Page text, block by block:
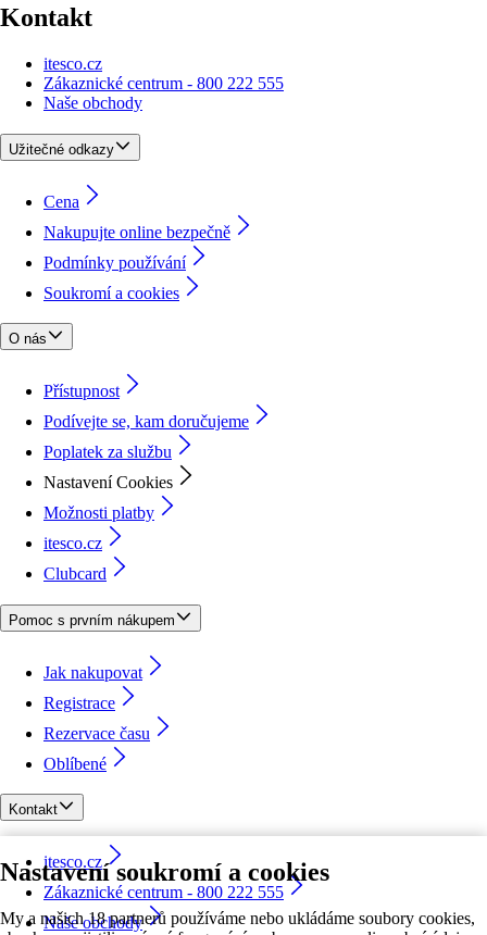
Nastavení soukromí a cookies
My a našich 18 partnerů používáme nebo ukládáme soubory cookies,
Kontakt
itesco.cz
Zákaznické centrum - 800 222 555
Naše obchody
Užitečné odkazy
Cena
Nakupujte online bezpečně
Podmínky používání
Soukromí a cookies
O nás
Přístupnost
Podívejte se, kam doručujeme
Poplatek za službu
Nastavení Cookies
Možnosti platby
itesco.cz
Clubcard
Pomoc s prvním nákupem
Jak nakupovat
Registrace
Rezervace času
Oblíbené
Kontakt
itesco.cz
Zákaznické centrum - 800 222 555
Naše obchody